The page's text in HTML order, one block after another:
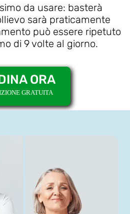
da usare: basterà
sarà praticamente
può essere ripetuto
di 9 volte al giorno.
ORA
GRATUITA